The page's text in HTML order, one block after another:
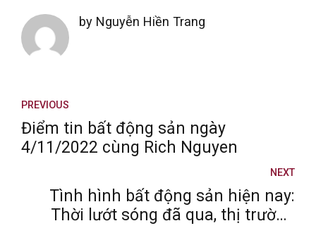
by Nguyễn Hiền Trang
PREVIOUS
Điểm tin bất động sản ngày
4/11/2022 cùng Rich Nguyen
NEXT
Tình hình bất động sản hiện nay:
Thời lướt sóng đã qua, thị trường